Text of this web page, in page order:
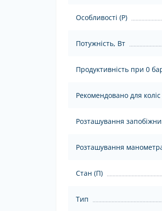
Особливості (Р)
Потужність, Вт
Продуктивність при 0
Рекомендовано для коліс
Розташування
Розташування
Стан (П)
Тип